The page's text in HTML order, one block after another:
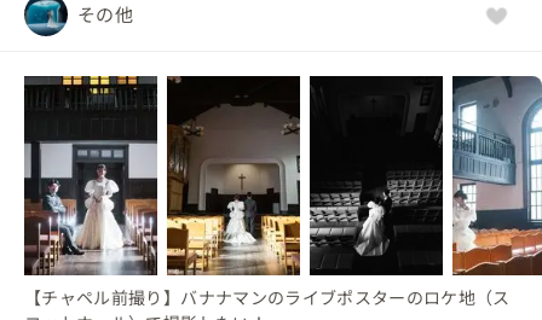
その他
【チャペル前撮り】バナナマンのライブポスターのロケ地（ス